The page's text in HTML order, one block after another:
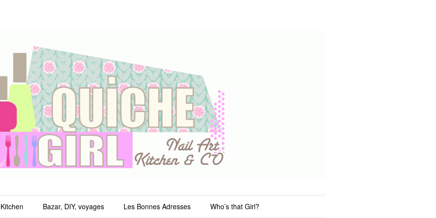
Kitchen Bazar, DIY, voyages Les Bonnes Adresses Who’s that Girl?